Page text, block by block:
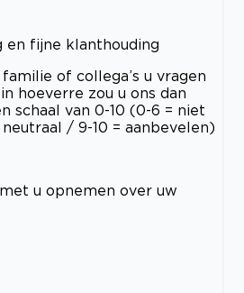
en fijne klanthouding
of collega’s u vragen
hoeverre zou u ons dan
schaal van 0-10 (0-6 = niet
/ 9-10 = aanbevelen)
u opnemen over uw